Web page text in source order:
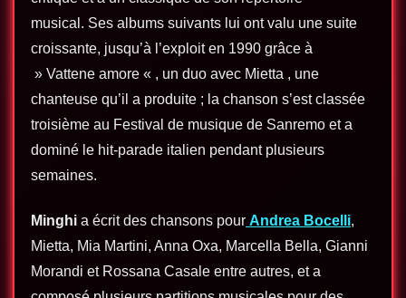
musical. Ses albums suivants lui ont valu une suite
croissante, jusqu’à l’exploit en 1990 grâce à
» Vattene amore « , un duo avec Mietta , une
chanteuse qu’il a produite ; la chanson s’est classée
troisième au Festival de musique de Sanremo et a
dominé le hit-parade italien pendant plusieurs
semaines.
Minghi a écrit des chansons pour Andrea Bocelli,
Mietta, Mia Martini, Anna Oxa, Marcella Bella, Gianni
Morandi et Rossana Casale entre autres, et a